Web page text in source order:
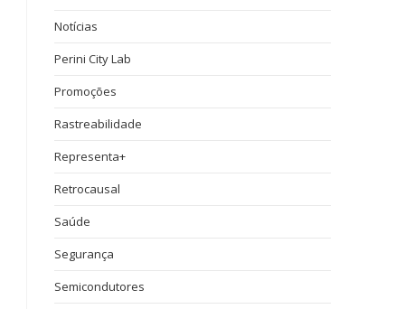
Notícias
Perini City Lab
Promoções
Rastreabilidade
Representa+
Retrocausal
Saúde
Segurança
Semicondutores